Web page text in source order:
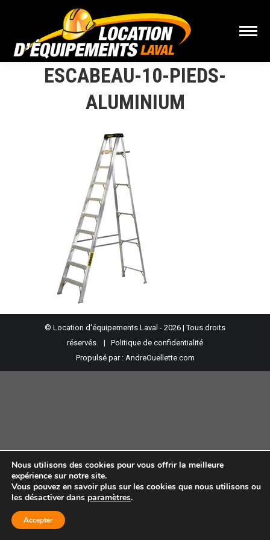
ESCABEAU-10-PIEDS-
ALUMINIUM
© Location d'équipements Laval - 2026 | Tous droits
réservés. | Politique de confidentialité
Propulsé par : AndreOuellette.com
Nous utilisons des cookies pour vous offrir la meilleure
expérience sur notre site.
Vous pouvez en savoir plus sur les cookies que nous utilisons ou
les désactiver dans paramètres.
Accepter